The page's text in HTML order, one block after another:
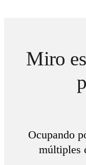
Miro
Ocupando
múltiples